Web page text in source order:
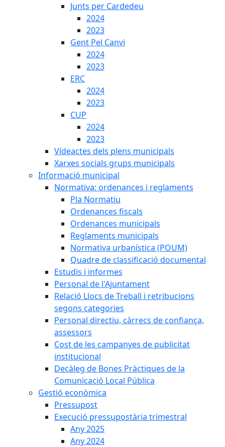
Junts per Cardedeu
2024
2023
Gent Pel Canvi
2024
2023
ERC
2024
2023
CUP
2024
2023
Vídeactes dels plens municipals
Xarxes socials grups municipals
Informació municipal
Normativa: ordenances i reglaments
Pla Normatiu
Ordenances fiscals
Ordenances municipals
Reglaments municipals
Normativa urbanística (POUM)
Quadre de classificació documental
Estudis i informes
Personal de l'Ajuntament
Relació Llocs de Treball i retribucions
segons categories
Personal directiu, càrrecs de confiança,
assessors
Cost de les campanyes de publicitat
institucional
Decàleg de Bones Pràctiques de la
Comunicació Local Pública
Gestió econòmica
Pressupost
Execució pressupostària trimestral
Any 2025
Any 2024